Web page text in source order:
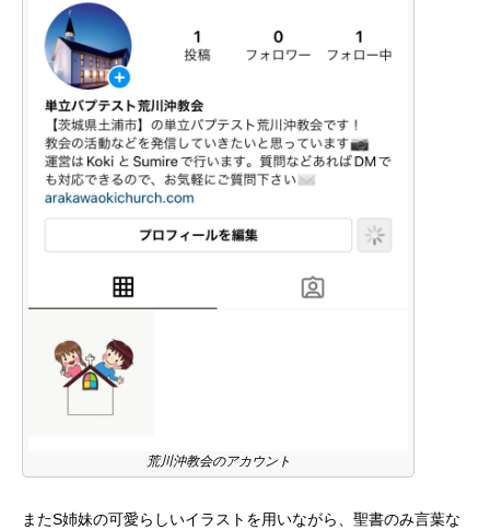
荒川沖教会のアカウント
またS姉妹の可愛らしいイラストを用いながら、聖書のみ言葉な